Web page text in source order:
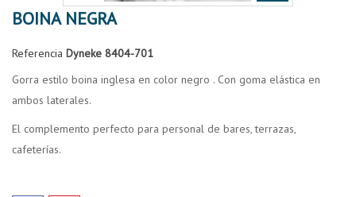
BOINA NEGRA
Referencia Dyneke 8404-701
Gorra estilo boina inglesa en color negro . Con goma elástica en
ambos laterales.
El complemento perfecto para personal de bares, terrazas,
cafeterías.